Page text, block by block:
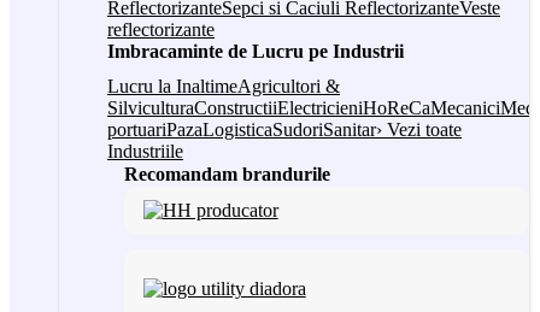
ReflectorizanteSepci si Caciuli ReflectorizanteVeste
reflectorizante
Imbracaminte de Lucru pe Industrii
Lucru la InaltimeAgricultori &
SilviculturaConstructiiElectricieniHoReCaMecanici
portuariPazaLogisticaSudoriSanitar› Vezi toate
Industriile
Recomandam brandurile